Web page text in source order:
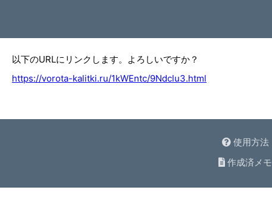
以下のURLにリンクします。よろしいですか？
https://vorota-kalitki.ru/1kWEntc/9Ndclu3.html
使用方法
作成済メモ